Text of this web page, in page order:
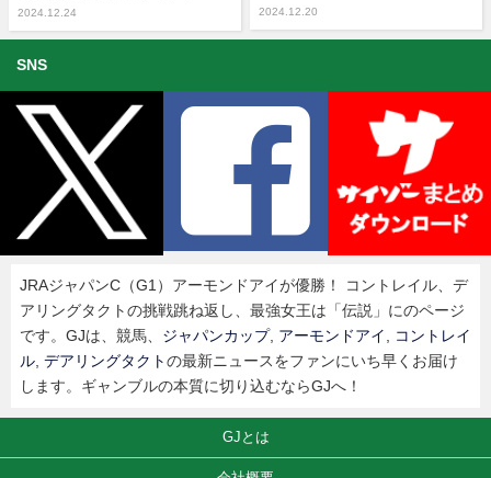
2024.12.24 2024.12.20
SNS
JRAジャパンC（G1）アーモンドアイが優勝！ コントレイル、デ
アリングタクトの挑戦跳ね返し、最強女王は「伝説」にのページ
です。GJは、競馬、 ジャパンカップ, アーモンドアイ
コントレイ
ル デアリングタクトの最新ニュースをファンにいち早くお届け
します。ギャンブルの本質に切り込むならGJへ！
GJとは